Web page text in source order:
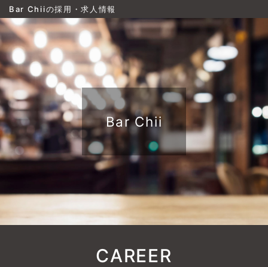
Bar Chiiの採用・求人情報
Bar Chii
CAREER